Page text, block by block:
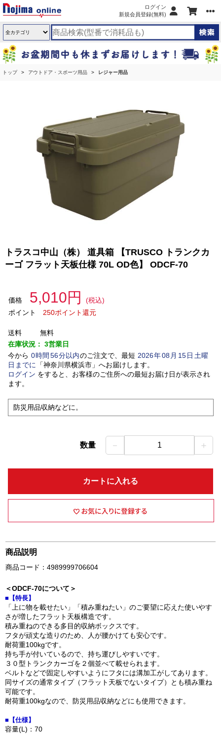
ログイン
新規会員登録(無料)
トップ アウトドア・スポーツ用品 レジャー用品
トラスコ中山（株） 道具箱 【TRUSCO トランクカ
ーゴ フラット天板仕様 70L ОD色】 ODCF-70
価格 5,010円
(税込)
ポイント
250ポイント還元
送料
無料
在庫状況： 3営業日
今から 0時間 56分以内のご注文で、最短 2026年08 月 15日土曜
日 までに 「神奈川県横浜市」 へお届けします。
ログイン をすると、お客様のご住所への最短お届け日が表示され
ます。
防災用品収納などに。
数量 － 1 ＋
カートに入れる
商品説明
商品コード：4989999706604
＜ODCF-70について＞
■【特長】
「上に物を載せたい」「積み重ねたい」のご要望に応えた使いやす
さが増したフラット天板構造です。
積み重ねのできる多目的収納ボックスです。
フタが頑丈な造りのため、人が腰かけても安心です。
耐荷重100kgです。
持ち手が付いているので、持ち運びしやすいです。
３０型トランクカーゴを２個並べて載せられます。
ベルトなどで固定しやすいようにフタには溝加工がしてあります。
同サイズの通常タイプ（フラット天板でないタイプ）とも積み重ね
可能です。
耐荷重100kgなので、防災用品収納などにも使用できます。
■【仕様】
容量(L)：70